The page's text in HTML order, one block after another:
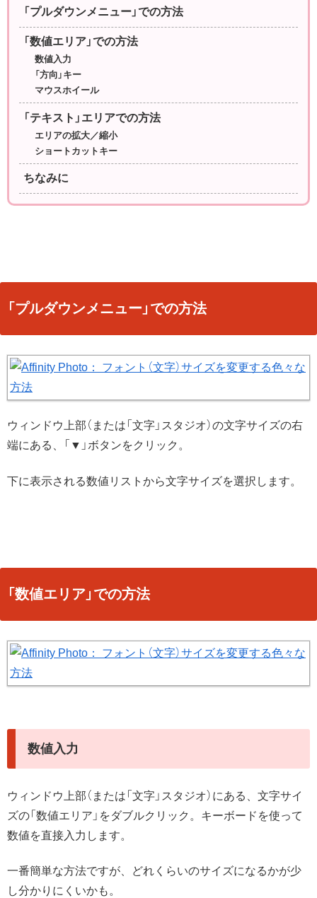
「プルダウンメニュー」での方法
「数値エリア」での方法
数値入力
「方向」キー
マウスホイール
「テキスト」エリアでの方法
エリアの拡大／縮小
ショートカットキー
ちなみに
「プルダウンメニュー」での方法
ウィンドウ上部（または「文字」スタジオ）の文字サイズの右
端にある、「▼」ボタンをクリック。
下に表示される数値リストから文字サイズを選択します。
「数値エリア」での方法
数値入力
ウィンドウ上部（または「文字」スタジオ）にある、文字サイ
ズの「数値エリア」をダブルクリック。キーボードを使って
数値を直接入力します。
一番簡単な方法ですが、どれくらいのサイズになるかが少
し分かりにくいかも。